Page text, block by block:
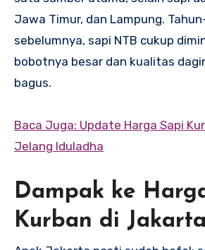
Jawa Timur, dan Lampung.
sebelumnya, sapi NTB cukup
bobotnya besar dan kualitas
bagus.
Baca Juga: Update Harga Sapi
Jelang Iduladha
Dampak ke
Kurban di Jakarta